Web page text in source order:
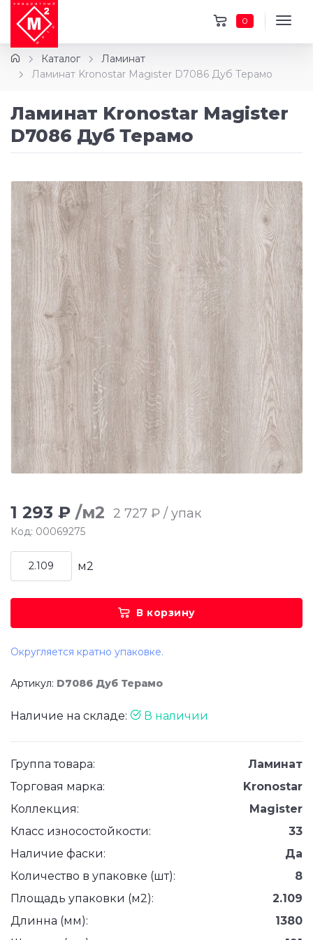
0
Каталог
Ламинат
Ламинат Kronostar Magister D7086 Дуб Терамо
Ламинат Kronostar Magister
D7086 Дуб Терамо
1 293 ₽ /м2 2 727 ₽ / упак
Код: 00069275
м2
В корзину
Округляется кратно упаковке.
Артикул: D7086 Дуб Терамо
Наличие на складе: В наличии
Группа товара:
Ламинат
Торговая марка:
Kronostar
Коллекция:
Magister
Класс износостойкости:
33
Наличие фаски:
Да
Количество в упаковке (шт):
8
Площадь упаковки (м2):
2.109
Длинна (мм):
1380